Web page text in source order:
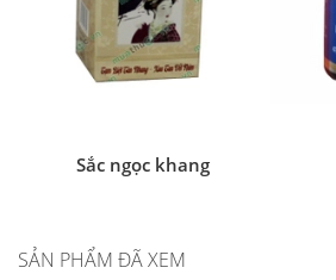
Sắc ngọc khang
SẢN PHẨM ĐÃ XEM